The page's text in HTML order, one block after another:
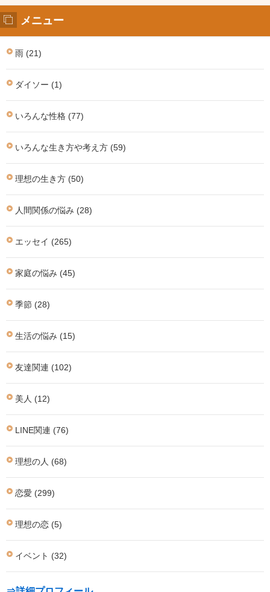
メニュー
雨 (21)
ダイソー (1)
いろんな性格 (77)
いろんな生き方や考え方 (59)
理想の生き方 (50)
人間関係の悩み (28)
エッセイ (265)
家庭の悩み (45)
季節 (28)
生活の悩み (15)
友達関連 (102)
美人 (12)
LINE関連 (76)
理想の人 (68)
恋愛 (299)
理想の恋 (5)
イベント (32)